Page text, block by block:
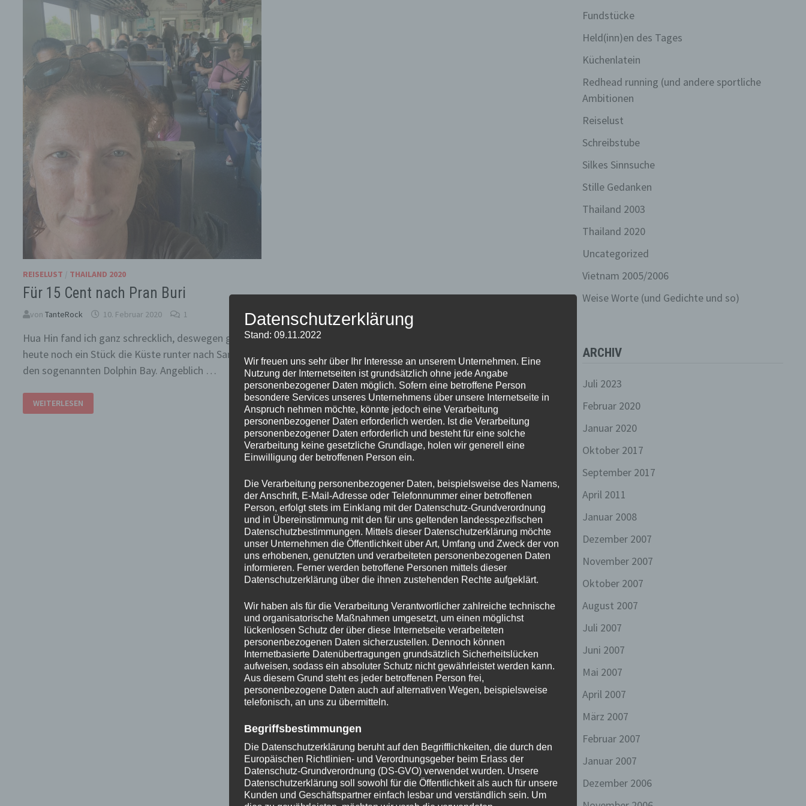
REISELUST THAILAND 2020
Für 15 Cent nach Pran Buri
vonTanteRock 10. Februar 2020 1
Hua Hin fand ich ganz schrecklich, deswegen geht es
heute noch ein Stück die Küste runter nach Sam Roi Yot,
den sogenannten Dolphin Bay. Angeblich …
FÜR
15
CENT
WEITERLESEN
Fundstücke
Held(inn)en des Tages
Küchenlatein
Redhead running (und andere sportliche
Ambitionen
Reiselust
Schreibstube
Silkes Sinnsuche
Stille Gedanken
Thailand 2003
Thailand 2020
Uncategorized
Vietnam 2005/2006
Weise Worte (und Gedichte und so)
ARCHIV
Juli 2023
Februar 2020
Januar 2020
Oktober 2017
September 2017
April 2011
Januar 2008
Dezember 2007
November 2007
Oktober 2007
August 2007
Juli 2007
Juni 2007
Mai 2007
April 2007
März 2007
Februar 2007
Januar 2007
Dezember 2006
Datenschutzerklärung
Stand: 09.11.2022
Wir freuen uns sehr über Ihr Interesse an unserem Unternehmen. Eine
Nutzung der Internetseiten ist grundsätzlich ohne jede Angabe
personenbezogener Daten möglich. Sofern eine betroffene Person
besondere Services unseres Unternehmens über unsere Internetseite in
Anspruch nehmen möchte, könnte jedoch eine Verarbeitung
personenbezogener Daten erforderlich werden. Ist die Verarbeitung
personenbezogener Daten erforderlich und besteht für eine solche
Verarbeitung keine gesetzliche Grundlage, holen wir generell eine
Einwilligung der betroffenen Person ein.
Die Verarbeitung personenbezogener Daten, beispielsweise des Namens,
der Anschrift, E-Mail-Adresse oder Telefonnummer einer betroffenen
Person, erfolgt stets im Einklang mit der Datenschutz-Grundverordnung
und in Übereinstimmung mit den für uns geltenden landesspezifischen
Datenschutzbestimmungen. Mittels dieser Datenschutzerklärung möchte
unser Unternehmen die Öffentlichkeit über Art, Umfang und Zweck der von
uns erhobenen, genutzten und verarbeiteten personenbezogenen Daten
informieren. Ferner werden betroffene Personen mittels dieser
Datenschutzerklärung über die ihnen zustehenden Rechte aufgeklärt.
Wir haben als für die Verarbeitung Verantwortlicher zahlreiche technische
und organisatorische Maßnahmen umgesetzt, um einen möglichst
lückenlosen Schutz der über diese Internetseite verarbeiteten
personenbezogenen Daten sicherzustellen. Dennoch können
Internetbasierte Datenübertragungen grundsätzlich Sicherheitslücken
aufweisen, sodass ein absoluter Schutz nicht gewährleistet werden kann.
Aus diesem Grund steht es jeder betroffenen Person frei,
personenbezogene Daten auch auf alternativen Wegen, beispielsweise
telefonisch, an uns zu übermitteln.
Begriffsbestimmungen
Die Datenschutzerklärung beruht auf den Begrifflichkeiten, die durch den
Europäischen Richtlinien- und Verordnungsgeber beim Erlass der
Datenschutz-Grundverordnung (DS-GVO) verwendet wurden. Unsere
Datenschutzerklärung soll sowohl für die Öffentlichkeit als auch für unsere
Kunden und Geschäftspartner einfach lesbar und verständlich sein. Um